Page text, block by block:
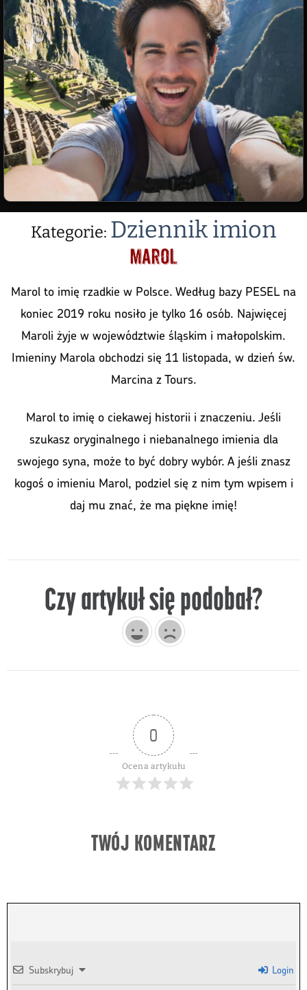
Kategorie: Dziennik imion
Marol
Marol to imię rzadkie w Polsce. Według bazy PESEL na
koniec 2019 roku nosiło je tylko 16 osób. Najwięcej
Maroli żyje w województwie śląskim i małopolskim.
Imieniny Marola obchodzi się 11 listopada, w dzień św.
Marcina z Tours.
Marol to imię o ciekawej historii i znaczeniu. Jeśli
szukasz oryginalnego i niebanalnego imienia dla
swojego syna, może to być dobry wybór. A jeśli znasz
kogoś o imieniu Marol, podziel się z nim tym wpisem i
daj mu znać, że ma piękne imię!
Czy artykuł się podobał?
0
Ocena artykułu
TWÓJ KOMENTARZ
Subskrybuj Login